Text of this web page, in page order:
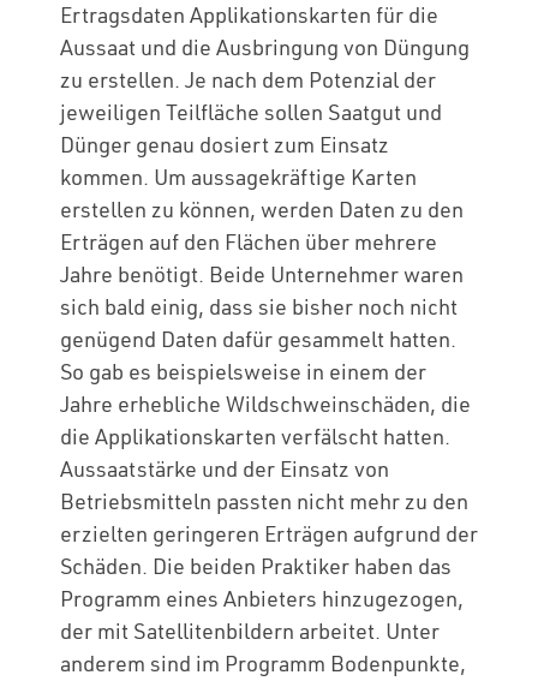
Ertragsdaten Applikationskarten für die
Aussaat und die Ausbringung von Düngung
zu erstellen. Je nach dem Potenzial der
jeweiligen Teilfläche sollen Saatgut und
Dünger genau dosiert zum Einsatz
kommen. Um aussagekräftige Karten
erstellen zu können, werden Daten zu den
Erträgen auf den Flächen über mehrere
Jahre benötigt. Beide Unternehmer waren
sich bald einig, dass sie bisher noch nicht
genügend Daten dafür gesammelt hatten.
So gab es beispielsweise in einem der
Jahre erhebliche Wildschweinschäden, die
die Applikationskarten verfälscht hatten.
Aussaatstärke und der Einsatz von
Betriebsmitteln passten nicht mehr zu den
erzielten geringeren Erträgen aufgrund der
Schäden. Die beiden Praktiker haben das
Programm eines Anbieters hinzugezogen,
der mit Satellitenbildern arbeitet. Unter
anderem sind im Programm Bodenpunkte,